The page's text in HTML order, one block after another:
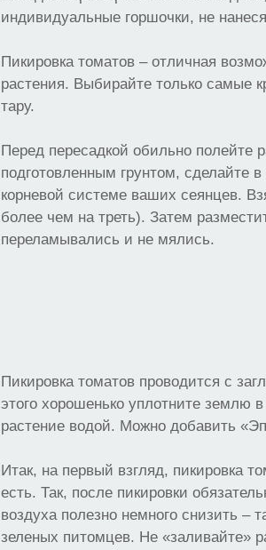
индивидуальные горшочки, не
Пикировка томатов – отличная
растения. Выбирайте только самые
тару.
Перед пересадкой обильно полейте
подготовленным грунтом, сделайте
корневой системе ваших сеянцев.
более чем на треть). Затем
переламывались и не мялись.
Пикировка томатов проводится с
этого хорошенько уплотните землю
растение водой. Можно добавить
Итак, на первый взгляд, пикировка
есть. Так, после пикировки
воздуха полезно немного снизить –
зеленых питомцев. Не «заливайте»